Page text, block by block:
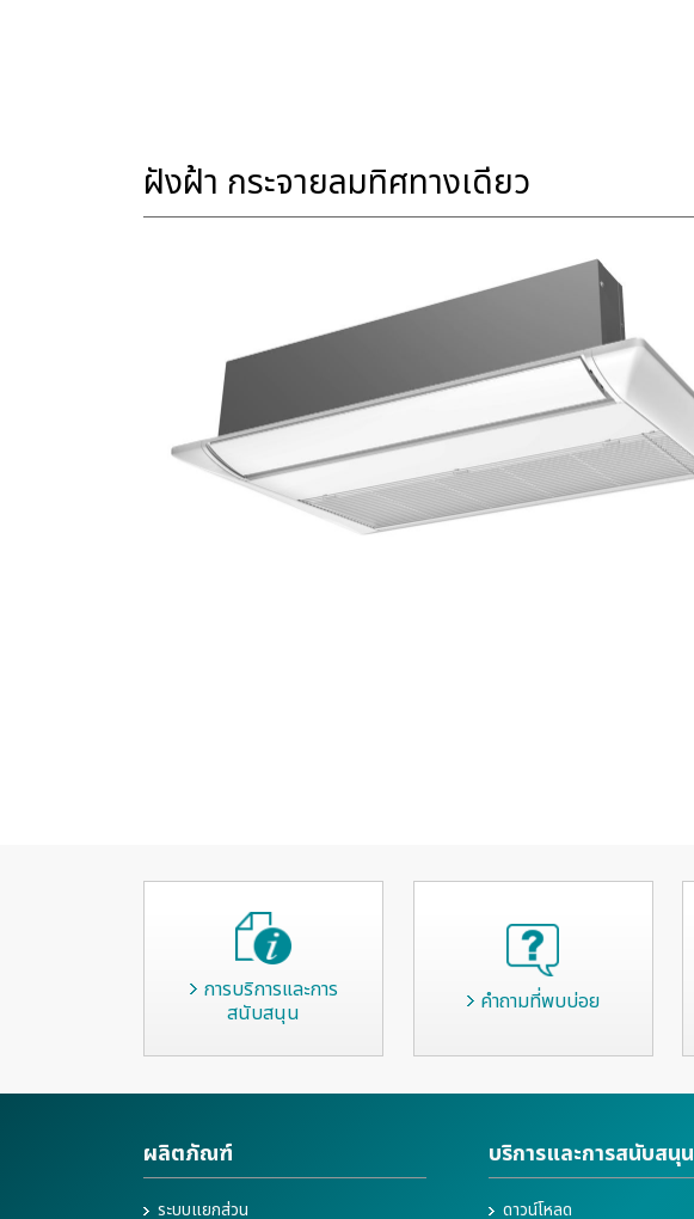
ฝังฝ้า กระจายลมทิศทางเดียว
การบริการและการ
สนับสนุน
คำถามที่พบบ่อย
ผลิตภัณฑ์
ระบบแยกส่วน
บริการและการสนับสนุน
ดาวน์โหลด